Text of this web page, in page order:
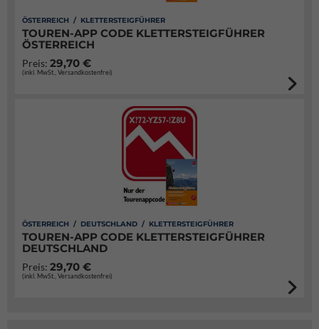
ÖSTERREICH / KLETTERSTEIGFÜHRER
TOUREN-APP CODE KLETTERSTEIGFÜHRER
ÖSTERREICH
Preis: 29,70 €
(inkl. MwSt., Versandkostenfrei)
ÖSTERREICH / DEUTSCHLAND / KLETTERSTEIGFÜHRER
TOUREN-APP CODE KLETTERSTEIGFÜHRER
DEUTSCHLAND
Preis: 29,70 €
(inkl. MwSt., Versandkostenfrei)